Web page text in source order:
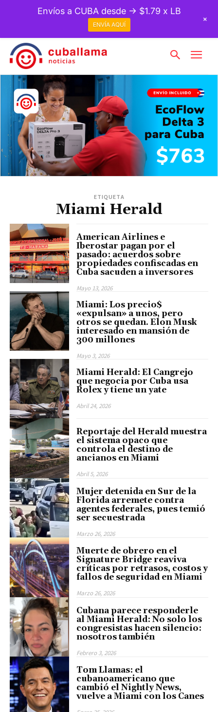
ETIQUETA
Miami Herald
American Airlines e
Iberostar pagan por el
pasado: acuerdos sobre
propiedades confiscadas en
Cuba sacuden a inversores
Mayo 13, 2026
Miami: Los precio$
«expulsan» a unos, pero
otros se quedan. Elon Musk
interesado en mansión de
300 millones
Mayo 3, 2026
Miami Herald: El Cangrejo
que negocia por Cuba usa
Rolex y tiene un yate
Abril 24, 2026
Reportaje del Herald muestra
el sistema opaco que
controla el destino de
ancianos en Miami
Abril 5, 2026
Mujer detenida en Sur de la
Florida arremete contra
agentes federales, pues temió
ser secuestrada
Marzo 26, 2026
Muerte de obrero en el
Signature Bridge reaviva
críticas por retrasos, costos y
fallos de seguridad en Miami
Marzo 26, 2026
Cubana parece responderle
al Miami Herald: No solo los
congresistas hacen silencio:
nosotros también
Febrero 3, 2026
Tom Llamas: el
cubanoamericano que
cambió el Nightly News,
vuelve a Miami con los Canes
Envíos a CUBA desde → $1.79 x LB
ENVÍA AQUÍ
+